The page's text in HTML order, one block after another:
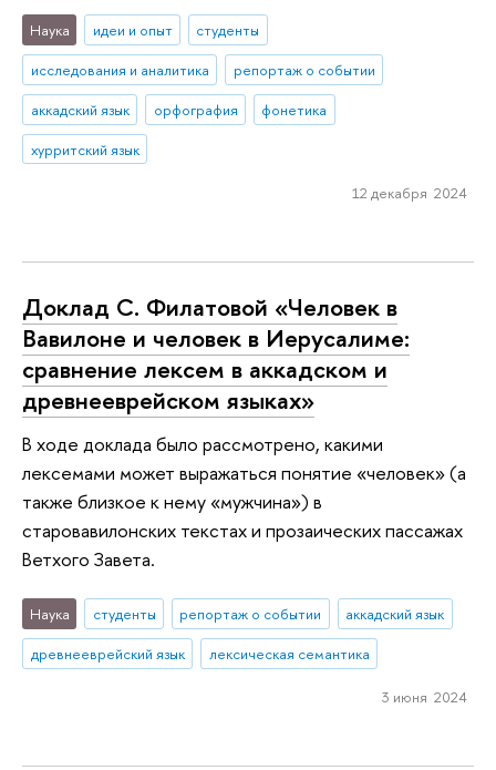
Наука идеи и опыт
студенты
исследования и аналитика
репортаж о событии
аккадский язык
орфография
фонетика
хурритский язык
12 декабря 2024
Доклад С. Филатовой «Человек в
Вавилоне и человек в Иерусалиме:
сравнение лексем в аккадском и
древнееврейском языках»
В ходе доклада было рассмотрено, какими
лексемами может выражаться понятие «человек» (а
также близкое к нему «мужчина») в
старовавилонских текстах и прозаических пассажах
Ветхого Завета.
Наука студенты репортаж о событии
аккадский язык
древнееврейский язык
лексическая семантика
3 июня 2024